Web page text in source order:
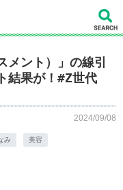
メント）」の線引
結果が！#Z世代
2024/09/08
み 美容